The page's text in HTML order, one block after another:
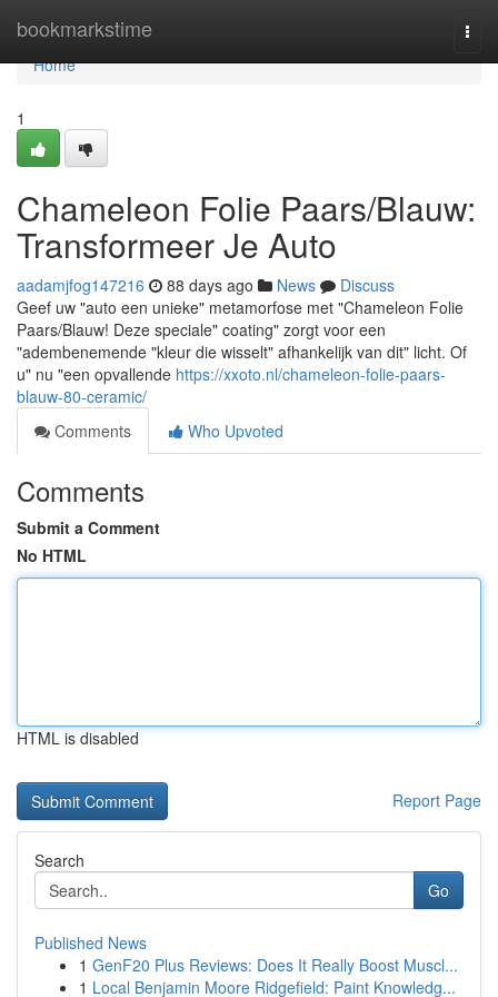
bookmarkstime
Home
Home
1
Chameleon Folie Paars/Blauw:
Transformeer Je Auto
aadamjfog147216 88 days ago News
Discuss
Geef uw "auto een unieke" metamorfose met "Chameleon Folie
Paars/Blauw! Deze speciale" coating" zorgt voor een
"adembenemende "kleur die wisselt" afhankelijk van dit" licht. Of
u" nu "een opvallende https://xxoto.nl/chameleon-folie-paars-
blauw-80-ceramic/
Comments
Who Upvoted
Comments
Submit a Comment
No HTML
HTML is disabled
Report Page
Search
Go
Published News
1 GenF20 Plus Reviews: Does It Really Boost Muscl...
1 Local Benjamin Moore Ridgefield: Paint Knowledg...